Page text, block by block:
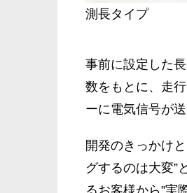
測長タイプ
事前に設定した
数をもとに、走
ーに電気信号が
開発のきっかけ
グするのは大変”
るお客様から”実